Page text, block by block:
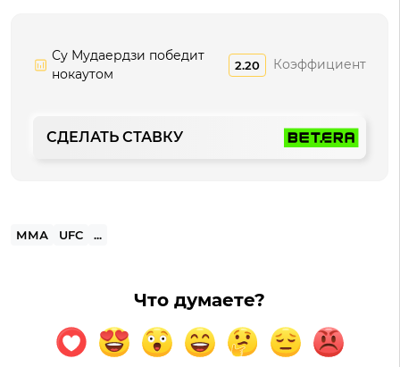
Су Мудаердзи победит
нокаутом
2.20 Коэффициент
СДЕЛАТЬ СТАВКУ
ММА UFC ...
Что думаете?